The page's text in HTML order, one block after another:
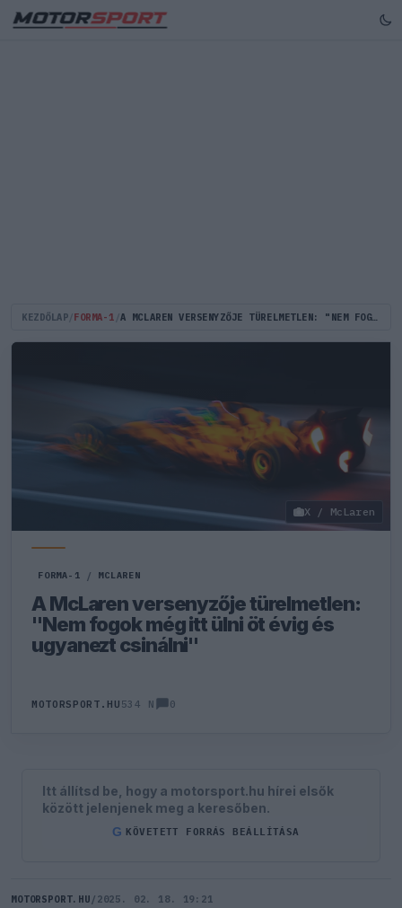
KEZDŐLAP FORMA-1 A MCLAREN VERSENYZŐJE TÜRELMETLEN: "NEM FOGOK MÉG ITT ÜLNI ÖT ÉVIG ÉS UGYANEZT CSINÁLNI"
X / McLaren
FORMA-1 / MCLAREN
A McLaren versenyzője türelmetlen:
"Nem fogok még itt ülni öt évig és
ugyanezt csinálni"
MOTORSPORT.HU 534 N 0
Itt állítsd be, hogy a motorsport.hu hírei elsők
között jelenjenek meg a keresőben.
G KÖVETETT FORRÁS BEÁLLÍTÁSA
MOTORSPORT.HU / 2025. 02. 18. 19:21